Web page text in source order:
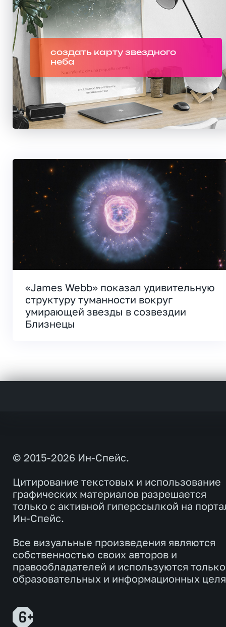
создать карту звездного
неба
«James Webb» показал удивительную
структуру туманности вокруг
умирающей звезды в созвездии
Близнецы
© 2015-2026 Ин-Спейс.
Цитирование текстовых и использование
графических материалов разрешается
только с активной гиперссылкой на
Ин-Спейс.
Все визуальные произведения являются
собственностью своих авторов и
правообладателей и используются
образовательных и информационных